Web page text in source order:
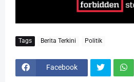
Tags Berita Terkini Politik
Facebook